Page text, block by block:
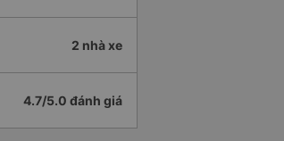
2 nhà xe
4.7/5.0 đánh giá